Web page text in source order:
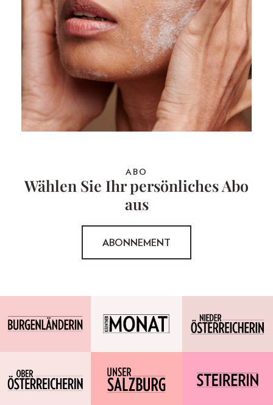
ABO
Wählen Sie Ihr persönliches Abo
aus
ABONNEMENT